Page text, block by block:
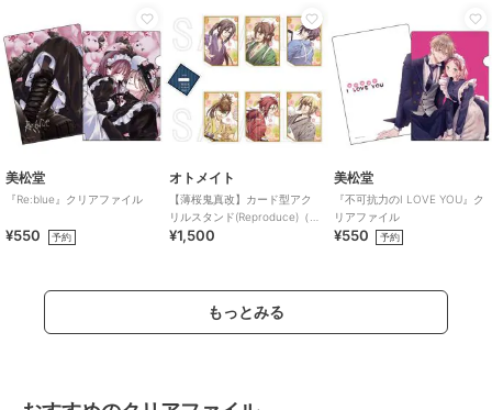
美松堂
『Re:blue』クリアファイル
¥550 予約
オトメイト
【薄桜鬼真改】カード型アク
リルスタンド(Reproduce)（ラ
ンダム全6種）
¥1,500
美松堂
『不可抗力のI LOVE YOU』ク
リアファイル
¥550 予約
もっとみる